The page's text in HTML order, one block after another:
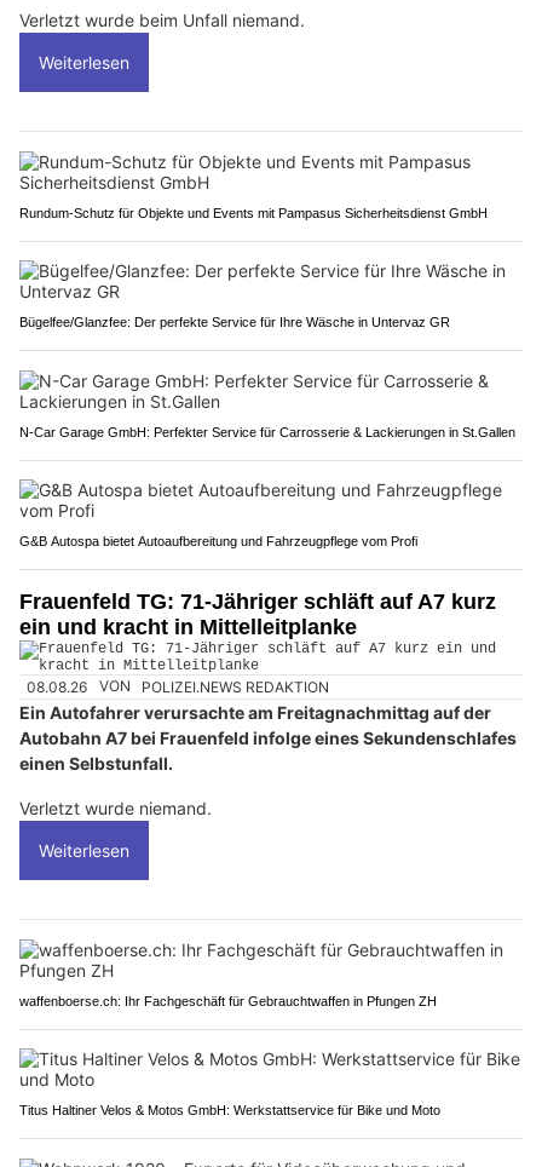
Verletzt wurde beim Unfall niemand.
Weiterlesen
Rundum-Schutz für Objekte und Events mit Pampasus Sicherheitsdienst GmbH
Bügelfee/Glanzfee: Der perfekte Service für Ihre Wäsche in Untervaz GR
N-Car Garage GmbH: Perfekter Service für Carrosserie & Lackierungen in St.Gallen
G&B Autospa bietet Autoaufbereitung und Fahrzeugpflege vom Profi
Frauenfeld TG: 71-Jähriger schläft auf A7 kurz
ein und kracht in Mittelleitplanke
08.08.26 VON POLIZEI.NEWS REDAKTION
Ein Autofahrer verursachte am Freitagnachmittag auf der
Autobahn A7 bei Frauenfeld infolge eines Sekundenschlafes
einen Selbstunfall.
Verletzt wurde niemand.
Weiterlesen
waffenboerse.ch: Ihr Fachgeschäft für Gebrauchtwaffen in Pfungen ZH
Titus Haltiner Velos & Motos GmbH: Werkstattservice für Bike und Moto